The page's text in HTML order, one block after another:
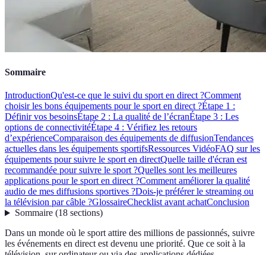
Sommaire
IntroductionQu'est-ce que le suivi du sport en direct ?Comment
choisir les bons équipements pour le sport en direct ?Étape 1 :
Définir vos besoinsÉtape 2 : La qualité de l’écranÉtape 3 : Les
options de connectivitéÉtape 4 : Vérifiez les retours
d’expérienceComparaison des équipements de diffusionTendances
actuelles dans les équipements sportifsRessources VidéoFAQ sur les
équipements pour suivre le sport en directQuelle taille d'écran est
recommandée pour suivre le sport ?Quelles sont les meilleures
applications pour le sport en direct ?Comment améliorer la qualité
audio de mes diffusions sportives ?Dois-je préférer le streaming ou
la télévision par câble ?GlossaireChecklist avant achatConclusion
Sommaire(18 sections)
Dans un monde où le sport attire des millions de passionnés, suivre
les événements en direct est devenu une priorité. Que ce soit à la